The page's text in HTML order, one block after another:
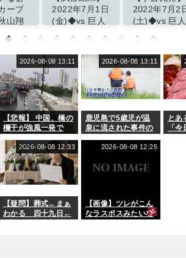
7月1日
巨人
ジアム)
イト「ず
いぐみ」
2022年7月2日
(土)◆vs 巨人
掲載サイト「ず
っとこいぐみ」
ディ】「東
のルカクｷﾀ
東京国際大
FW佐川洸
来季加入
を発表
「
ポーター
さんと勝
分かち合
ように」
サッカー通信
【悲報】 中国、橋の
欄干が強風一発で
局「接着剤でくっつ
けただけ」「正常
で、品質問題はな
い」
2026-08-08 13:11
鹿児島で5歳児が温
泉に流された事件の
2026-08-08 13:11
とあ
「
【疑問】葬式←まぁ
わかる 四十九日←
2026-08-08 12:33
【画像】ツレがこん
なラスボスみたいな
2026-08-08 12:25